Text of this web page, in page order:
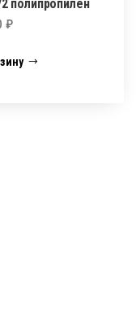
полипропилен
₽